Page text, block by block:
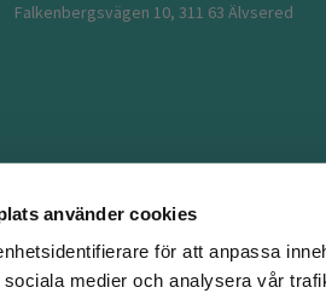
använder cookies
för att anpassa
medier och analysera vår
Falkenbergsvägen 10, 311 63 Älvsered